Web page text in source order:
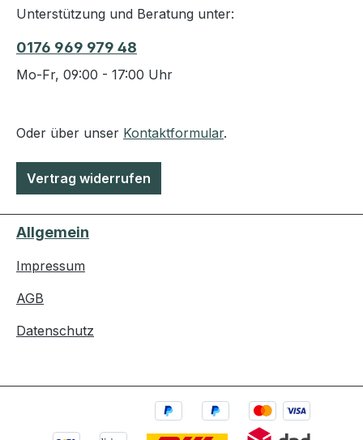
Unterstützung und Beratung unter:
0176 969 979 48
Mo-Fr, 09:00 - 17:00 Uhr
Oder über unser Kontaktformular.
Vertrag widerrufen
Allgemein
Impressum
AGB
Datenschutz